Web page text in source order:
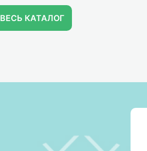
ВЕСЬ КАТАЛОГ